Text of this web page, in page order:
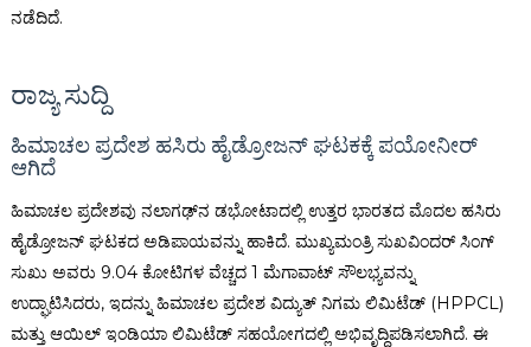
ನಡೆದಿದೆ.
ರಾಜ್ಯ ಸುದ್ದಿ
ಹಿಮಾಚಲ ಪ್ರದೇಶ ಹಸಿರು ಹೈಡ್ರೋಜನ್ ಘಟಕಕ್ಕೆ ಪಯೋನೀರ್
ಆಗಿದೆ
ಹಿಮಾಚಲ ಪ್ರದೇಶವು ನಲಾಗಢ್‌ನ ಡಭೋಟಾದಲ್ಲಿ ಉತ್ತರ ಭಾರತದ ಮೊದಲ ಹಸಿರು
ಹೈಡ್ರೋಜನ್ ಘಟಕದ ಅಡಿಪಾಯವನ್ನು ಹಾಕಿದೆ. ಮುಖ್ಯಮಂತ್ರಿ ಸುಖವಿಂದರ್ ಸಿಂಗ್
ಸುಖು ಅವರು ₹9.04 ಕೋಟಿಗಳ ವೆಚ್ಚದ 1 ಮೆಗಾವಾಟ್ ಸೌಲಭ್ಯವನ್ನು
ಉದ್ಘಾಟಿಸಿದರು, ಇದನ್ನು ಹಿಮಾಚಲ ಪ್ರದೇಶ ವಿದ್ಯುತ್ ನಿಗಮ ಲಿಮಿಟೆಡ್ (HPPCL)
ಮತ್ತು ಆಯಿಲ್ ಇಂಡಿಯಾ ಲಿಮಿಟೆಡ್ ಸಹಯೋಗದಲ್ಲಿ ಅಭಿವೃದ್ಧಿಪಡಿಸಲಾಗಿದೆ. ಈ